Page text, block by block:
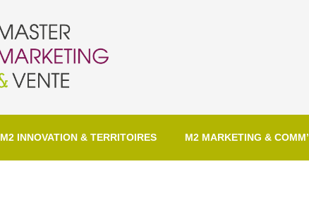
M2 INNOVATION & TERRITOIRES M2 MARKETING & COMM’